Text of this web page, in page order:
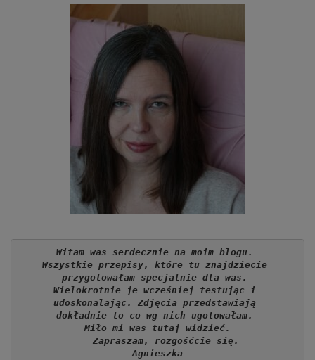
Witam was serdecznie na moim blogu.
Wszystkie przepisy, które tu znajdziecie
przygotowałam specjalnie dla was.
Wielokrotnie je wcześniej testując i
udoskonalając. Zdjęcia przedstawiają
dokładnie to co wg nich ugotowałam.
Miło mi was tutaj widzieć.
   Zapraszam, rozgośćcie się.
Agnieszka